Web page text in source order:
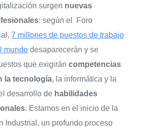
surgen nuevas
: según el Foro
7 millones de puestos de trabajo
mundo desaparecerán y se
que exigirán competencias
la tecnología, la informática y la
desarrollo de habilidades
. Estamos en el inicio de la
Industrial, un profundo proceso